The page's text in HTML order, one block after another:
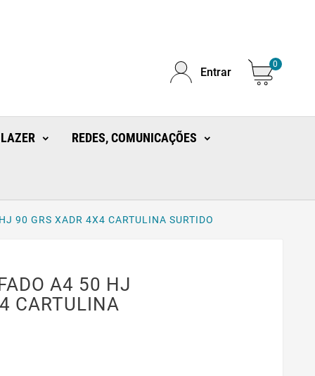
Entrar
0
REDES, COMUNICAÇÕES
90 GRS XADR 4X4 CARTULINA SURTIDO
A4 50 HJ
CARTULINA